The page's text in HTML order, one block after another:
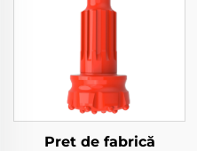
Pret de fabrică